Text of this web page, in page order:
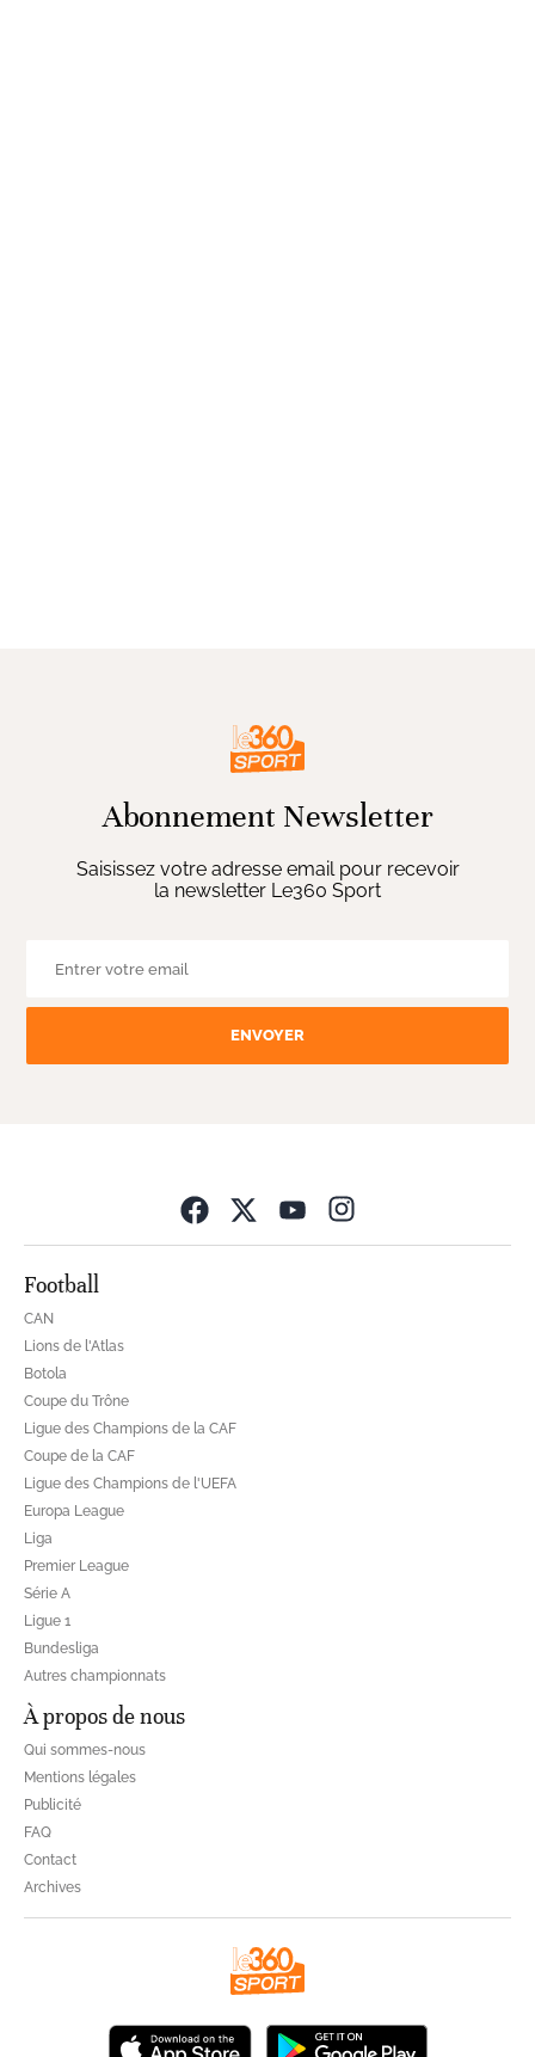
Abonnement Newsletter
Saisissez votre adresse email pour recevoir
la newsletter Le360 Sport
ENVOYER
Football
CAN
Lions de l'Atlas
Botola
Coupe du Trône
Ligue des Champions de la CAF
Coupe de la CAF
Ligue des Champions de l'UEFA
Europa League
Liga
Premier League
Série A
Ligue 1
Bundesliga
Autres championnats
À propos de nous
Qui sommes-nous
Mentions légales
Publicité
FAQ
Contact
Archives